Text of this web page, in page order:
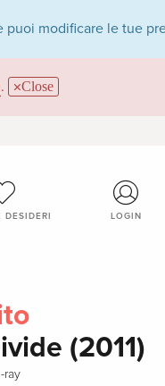
puoi modificare le tue
. Close
DESIDERI LOGIN
(2011)
ray